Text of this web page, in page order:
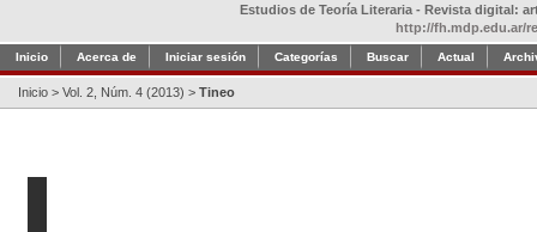
Estudios de Teoría Literaria - Revista digital:
http://fh.mdp.edu.ar/
Inicio Acerca de Iniciar sesión Categorías Buscar Actual
Inicio > Vol. 2, Núm. 4 (2013) > Tineo